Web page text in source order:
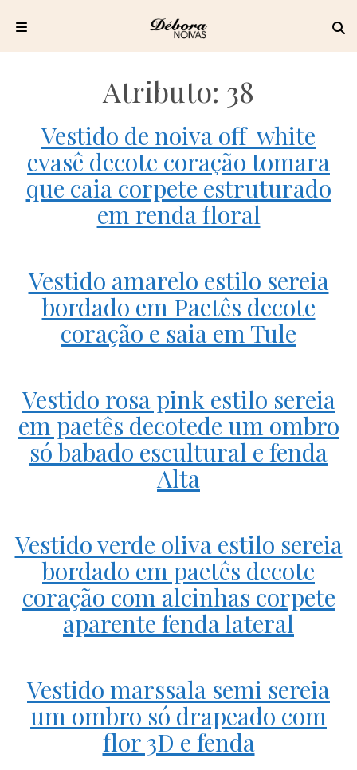
o
conteúdo
Atributo: 38
Vestido de noiva off white
evasê decote coração tomara
que caia corpete estruturado
em renda floral
Vestido amarelo estilo sereia
bordado em Paetês decote
coração e saia em Tule
Vestido rosa pink estilo sereia
em paetês decotede um ombro
só babado escultural e fenda
Alta
Vestido verde oliva estilo sereia
bordado em paetês decote
coração com alcinhas corpete
aparente fenda lateral
Vestido marssala semi sereia
um ombro só drapeado com
flor 3D e fenda